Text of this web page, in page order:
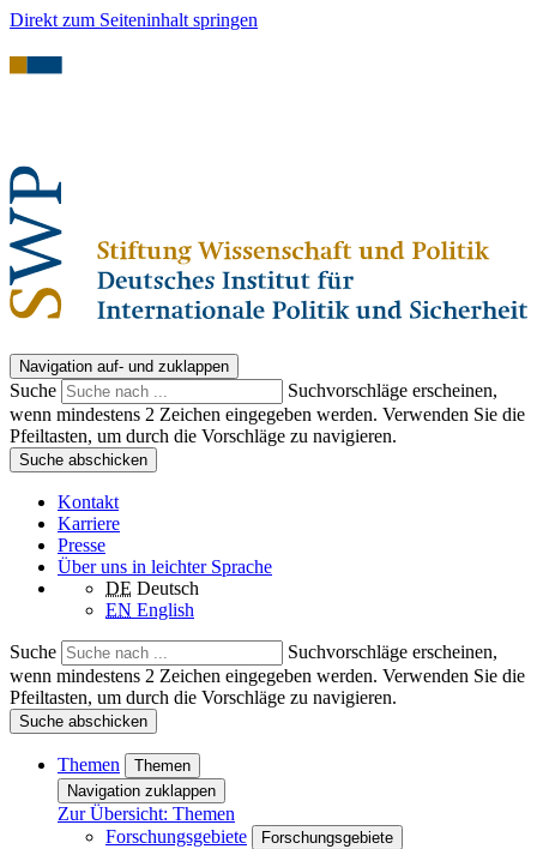
Direkt zum Seiteninhalt springen
Navigation auf- und zuklappen
Suche
Suchvorschläge erscheinen,
wenn mindestens 2 Zeichen eingegeben werden. Verwenden Sie die
Pfeiltasten, um durch die Vorschläge zu navigieren.
Suche abschicken
Kontakt
Karriere
Presse
Über uns in leichter Sprache
DE Deutsch
EN English
Suche
Suchvorschläge erscheinen,
wenn mindestens 2 Zeichen eingegeben werden. Verwenden Sie die
Pfeiltasten, um durch die Vorschläge zu navigieren.
Suche abschicken
Themen
Themen
Navigation zuklappen
Zur Übersicht: Themen
Forschungsgebiete
Forschungsgebiete